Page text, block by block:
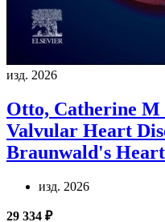
изд. 2026
Otto, Catherine
Valvular Heart
Braunwald's Heart
изд. 2026
29 334 ₽